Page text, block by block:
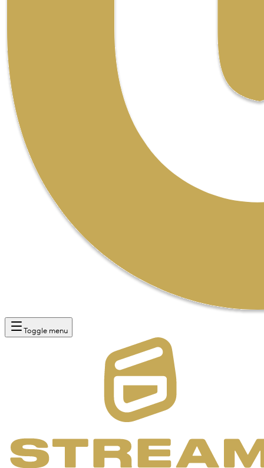
Toggle menu